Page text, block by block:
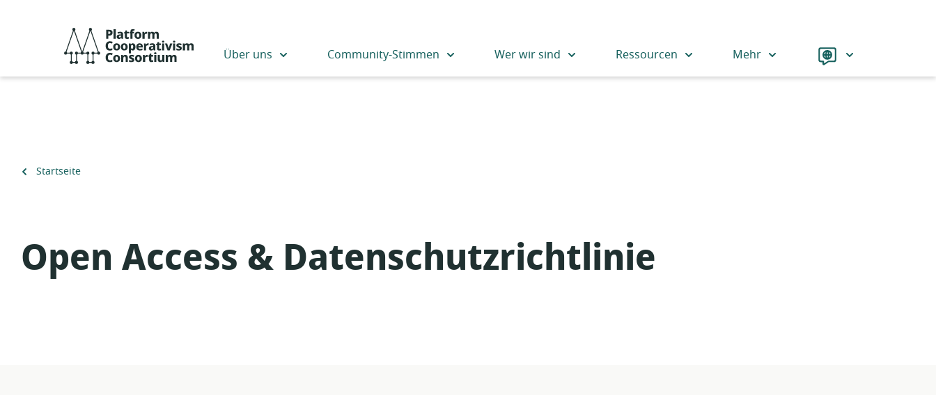
Cooperativism
Über uns Community-Stimmen Wer wir sind Ressourcen Mehr Language
Zurück
Startseite
Open Access & Datenschutzrichtlinie